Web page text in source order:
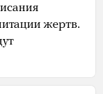
жертв.